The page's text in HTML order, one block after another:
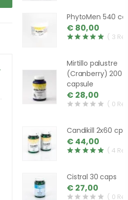
PhytoMen 540
€ 80,00
( 3
Mirtillo palustre
(Cranberry) 200
capsule
€ 28,00
( 0
Candikill 2x60 cps
€ 44,00
( 4
Cistral 30 caps
€ 27,00
( 0